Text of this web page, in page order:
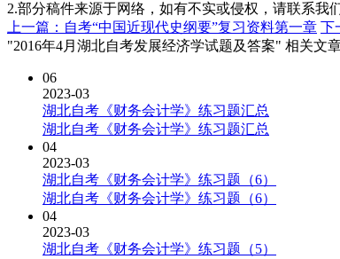
2.部分稿件来源于网络，如有不实或侵权，请联系我
上一篇：自考“中国近现代史纲要”复习资料第一章 下
"2016年4月湖北自考发展经济学试题及答案" 相关文
06
2023-03
湖北自考《财务会计学》练习题汇总
湖北自考《财务会计学》练习题汇总
04
2023-03
湖北自考《财务会计学》练习题（6）
湖北自考《财务会计学》练习题（6）
04
2023-03
湖北自考《财务会计学》练习题（5）